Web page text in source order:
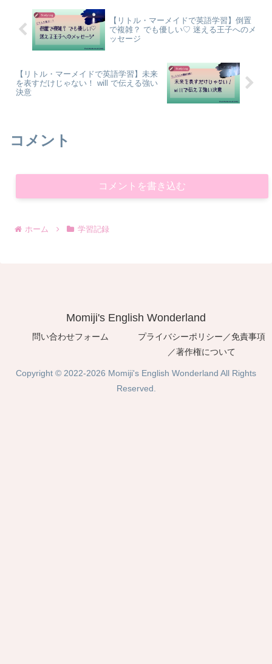
【リトル・マーメイドで英語学習】倒置
で複雑？ でも優しい♡ 迷える王子へのメ
ッセージ
【リトル・マーメイドで英語学習】未来
を表すだけじゃない！ will で伝える強い
決意
コメント
コメントを書き込む
ホーム 学習記録
Momiji's English Wonderland
問い合わせフォーム
プライバシーポリシー／免責事項
／著作権について
Copyright © 2022-2026 Momiji's English Wonderland All Rights
Reserved.